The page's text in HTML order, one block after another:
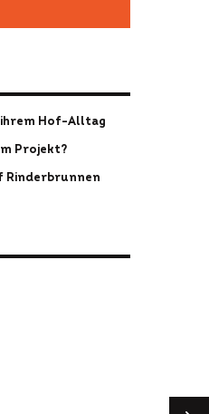
ihrem Hof-Alltag
Projekt?
Rinderbrunnen